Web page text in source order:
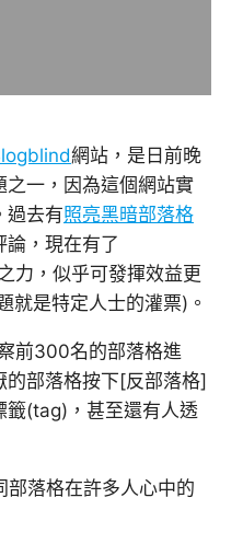
網站，是日前晚
之一，因為這個網站實
過去有照亮黑暗部落格
論，現在有了
力，似乎可發揮效益更
就是特定人士的灌票)。
前300名的部落格進
的部落格按下[反部落格]
籤(tag)，甚至還有人透
落格在許多人心中的